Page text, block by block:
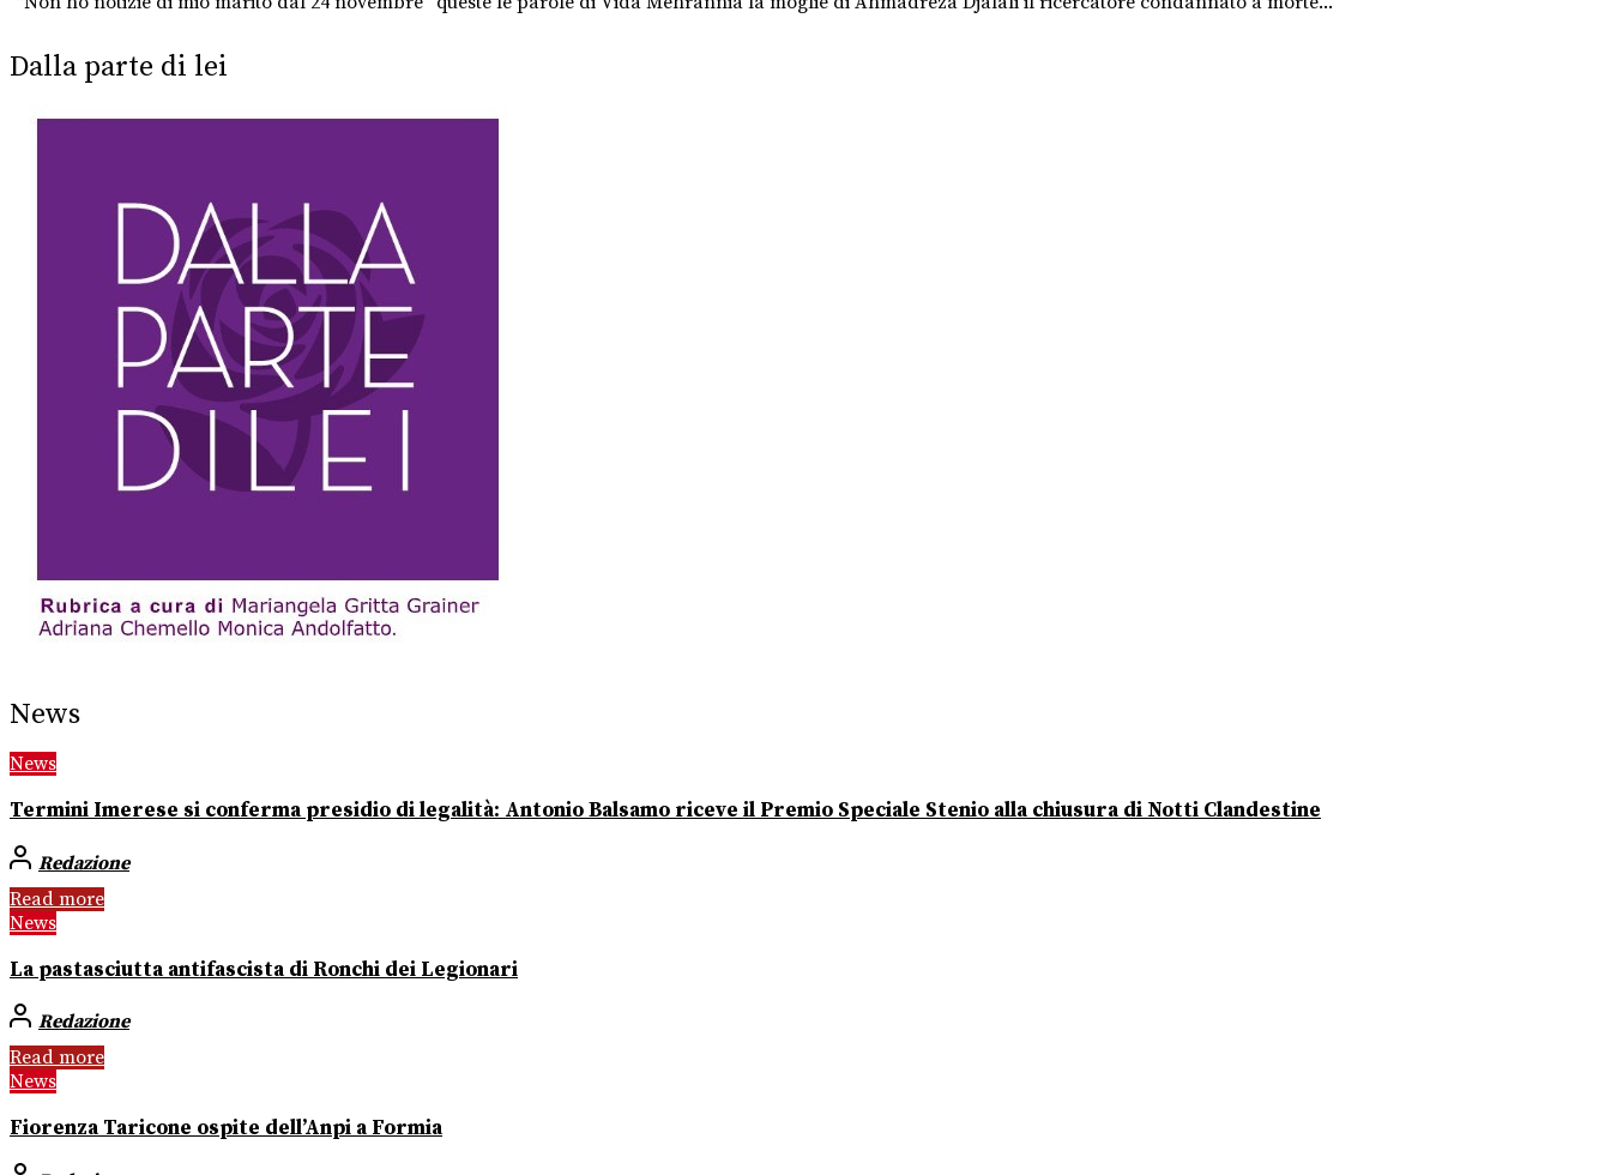
Dalla parte di lei
News
News
Termini Imerese si conferma presidio di legalità: Antonio Balsamo riceve il Premio Speciale Stenio alla chiusura di Notti Clandestine
Redazione
Read more
News
La pastasciutta antifascista di Ronchi dei Legionari
Redazione
Read more
News
Fiorenza Taricone ospite dell’Anpi a Formia